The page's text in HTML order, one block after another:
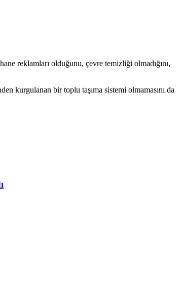
reklamları olduğunu, çevre temizliği olmadığını,
kurgulanan bir toplu taşıma sistemi olmamasını da